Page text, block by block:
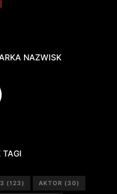
NAZWISK
TAGI
(123) AKTOR (30)